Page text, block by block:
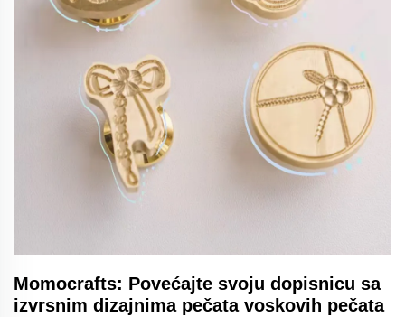
Momocrafts: Povećajte svoju dopisnicu sa
izvrsnim dizajnima pečata voskovih pečata